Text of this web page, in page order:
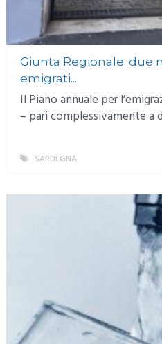
Giunta Regionale: due
emigrati...
Il Piano annuale per
– pari complessivamente a
SARDEGNA